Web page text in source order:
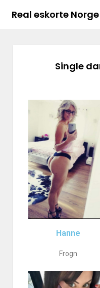
Real eskorte Norge
Single
Hanne
Frogn